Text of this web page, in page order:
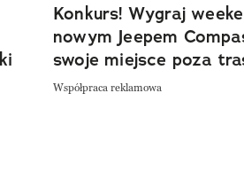
Konkurs! Wygraj
nowym Jeepem
swoje miejsce poza
Współpraca reklamowa